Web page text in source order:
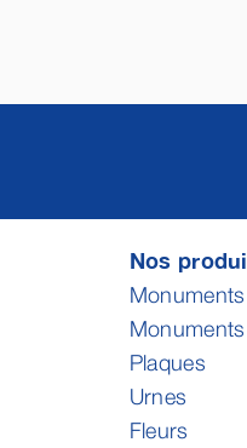
Nos
Plaques
Urnes
Fleurs